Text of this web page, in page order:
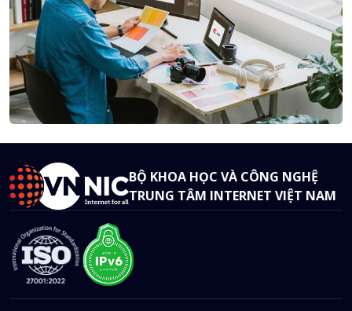
BỘ KHOA HỌC VÀ CÔNG NGHỆ
TRUNG TÂM INTERNET VIỆT NAM